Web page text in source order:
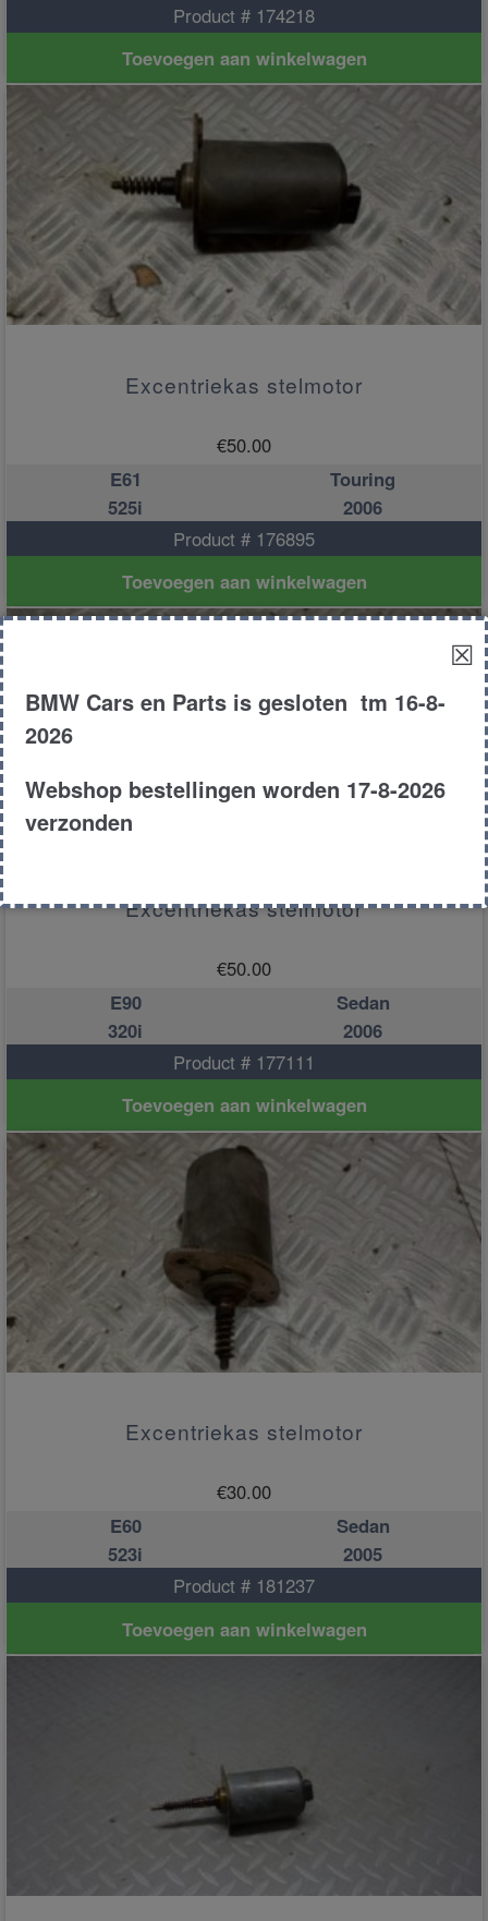
Product # 174218
Toevoegen aan winkelwagen
Excentriekas stelmotor
€50.00
E61
Touring
525i
2006
Product # 176895
Toevoegen aan winkelwagen
Excentriekas stelmotor
€50.00
E90
Sedan
320i
2006
Product # 177111
Toevoegen aan winkelwagen
Excentriekas stelmotor
€30.00
E60
Sedan
523i
2005
Product # 181237
Toevoegen aan winkelwagen
☒
BMW Cars en Parts is gesloten tm 16-8-
2026
Webshop bestellingen worden 17-8-2026
verzonden